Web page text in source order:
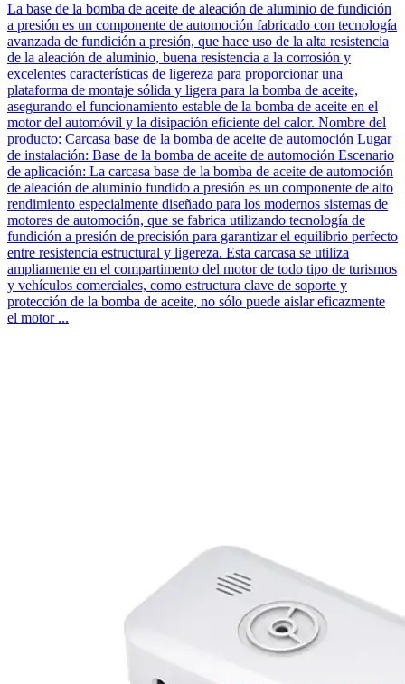
La base de la bomba de aceite de aleación de aluminio de fundición
a presión es un componente de automoción fabricado con tecnología
avanzada de fundición a presión, que hace uso de la alta resistencia
de la aleación de aluminio, buena resistencia a la corrosión y
excelentes características de ligereza para proporcionar una
plataforma de montaje sólida y ligera para la bomba de aceite,
asegurando el funcionamiento estable de la bomba de aceite en el
motor del automóvil y la disipación eficiente del calor. Nombre del
producto: Carcasa base de la bomba de aceite de automoción Lugar
de instalación: Base de la bomba de aceite de automoción Escenario
de aplicación: La carcasa base de la bomba de aceite de automoción
de aleación de aluminio fundido a presión es un componente de alto
rendimiento especialmente diseñado para los modernos sistemas de
motores de automoción, que se fabrica utilizando tecnología de
fundición a presión de precisión para garantizar el equilibrio perfecto
entre resistencia estructural y ligereza. Esta carcasa se utiliza
ampliamente en el compartimento del motor de todo tipo de turismos
y vehículos comerciales, como estructura clave de soporte y
protección de la bomba de aceite, no sólo puede aislar eficazmente
el motor ...